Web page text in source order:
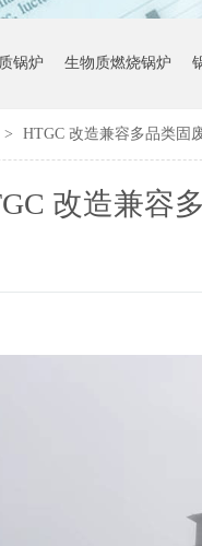
锅炉 生物质燃烧锅炉
> HTGC 改造兼容多品类固
改造兼容